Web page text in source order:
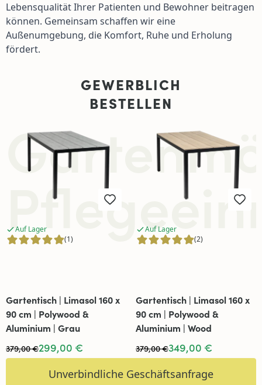
Lebensqualität Ihrer Patienten und Bewohner beitragen
können. Gemeinsam schaffen wir eine
Außenumgebung, die Komfort, Ruhe und Erholung
fördert.
GEWERBLICH
BESTELLEN
Unverbindliche Geschäftsanfrage
Navigating through the elements of the carousel is
Press to skip carousel
Press to go to carousel navigation
Auf Lager
(1)
Gartentisch | Limasol 160 x
90 cm | Polywood &
Aluminium | Grau
299,00 €
379,00 €
Auf Lager
(2)
Gartentisch | Limasol 160 x
90 cm | Polywood &
Aluminium | Wood
349,00 €
379,00 €